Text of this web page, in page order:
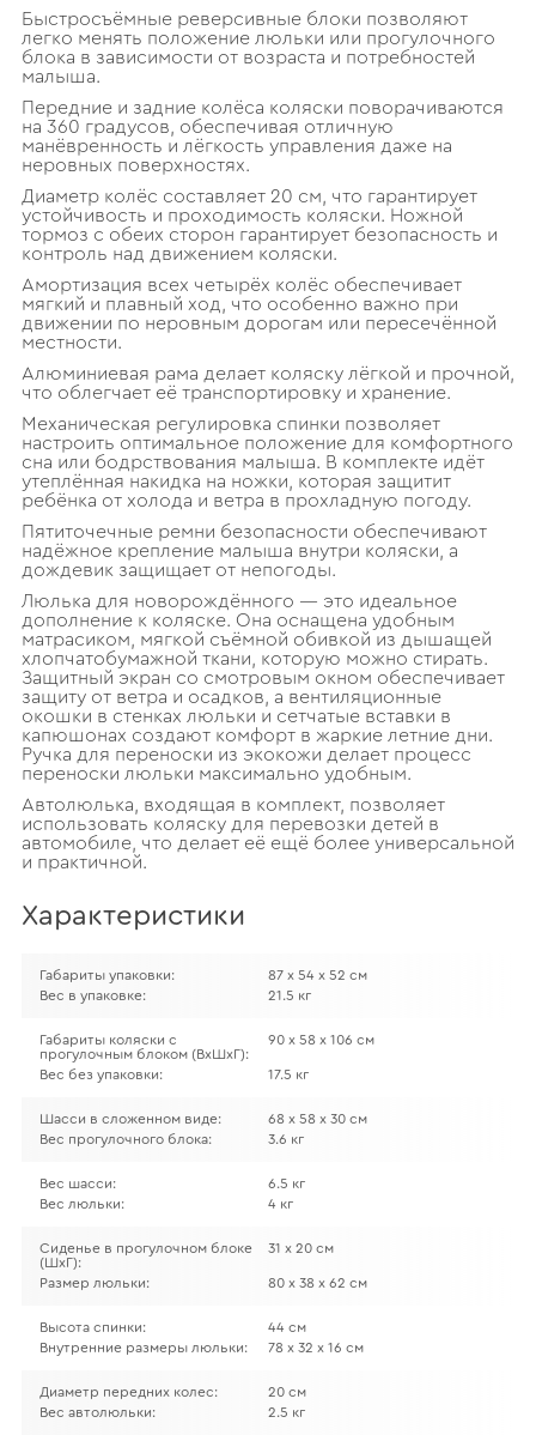
Быстросъёмные реверсивные блоки позволяют
легко менять положение люльки или прогулочного
блока в зависимости от возраста и потребностей
малыша.
Передние и задние колёса коляски поворачиваются
на 360 градусов, обеспечивая отличную
манёвренность и лёгкость управления даже на
неровных поверхностях.
Диаметр колёс составляет 20 см, что гарантирует
устойчивость и проходимость коляски. Ножной
тормоз с обеих сторон гарантирует безопасность и
контроль над движением коляски.
Амортизация всех четырёх колёс обеспечивает
мягкий и плавный ход, что особенно важно при
движении по неровным дорогам или пересечённой
местности.
Алюминиевая рама делает коляску лёгкой и прочной,
что облегчает её транспортировку и хранение.
Механическая регулировка спинки позволяет
настроить оптимальное положение для комфортного
сна или бодрствования малыша. В комплекте идёт
утеплённая накидка на ножки, которая защитит
ребёнка от холода и ветра в прохладную погоду.
Пятиточечные ремни безопасности обеспечивают
надёжное крепление малыша внутри коляски, а
дождевик защищает от непогоды.
Люлька для новорождённого — это идеальное
дополнение к коляске. Она оснащена удобным
матрасиком, мягкой съёмной обивкой из дышащей
хлопчатобумажной ткани, которую можно стирать.
Защитный экран со смотровым окном обеспечивает
защиту от ветра и осадков, а вентиляционные
окошки в стенках люльки и сетчатые вставки в
капюшонах создают комфорт в жаркие летние дни.
Ручка для переноски из экокожи делает процесс
переноски люльки максимально удобным.
Автолюлька, входящая в комплект, позволяет
использовать коляску для перевозки детей в
автомобиле, что делает её ещё более универсальной
и практичной.
Характеристики
Габариты упаковки:
87 х 54 х 52 см
Вес в упаковке:
21.5 кг
Габариты коляски с
прогулочным блоком (ВхШхГ):
90 х 58 х 106 см
Вес без упаковки: 17.5 кг
Шасси в сложенном виде:
68 х 58 х 30 см
Вес прогулочного блока:
3.6 кг
Вес шасси:
6.5 кг
Вес люльки:
4 кг
Сиденье в прогулочном блоке
(ШхГ):
31 х 20 см
Размер люльки: 80 х 38 х 62 см
Высота спинки:
44 см
Внутренние размеры люльки:
78 х 32 х 16 см
Диаметр передних колес:
20 см
Вес автолюльки:
2.5 кг